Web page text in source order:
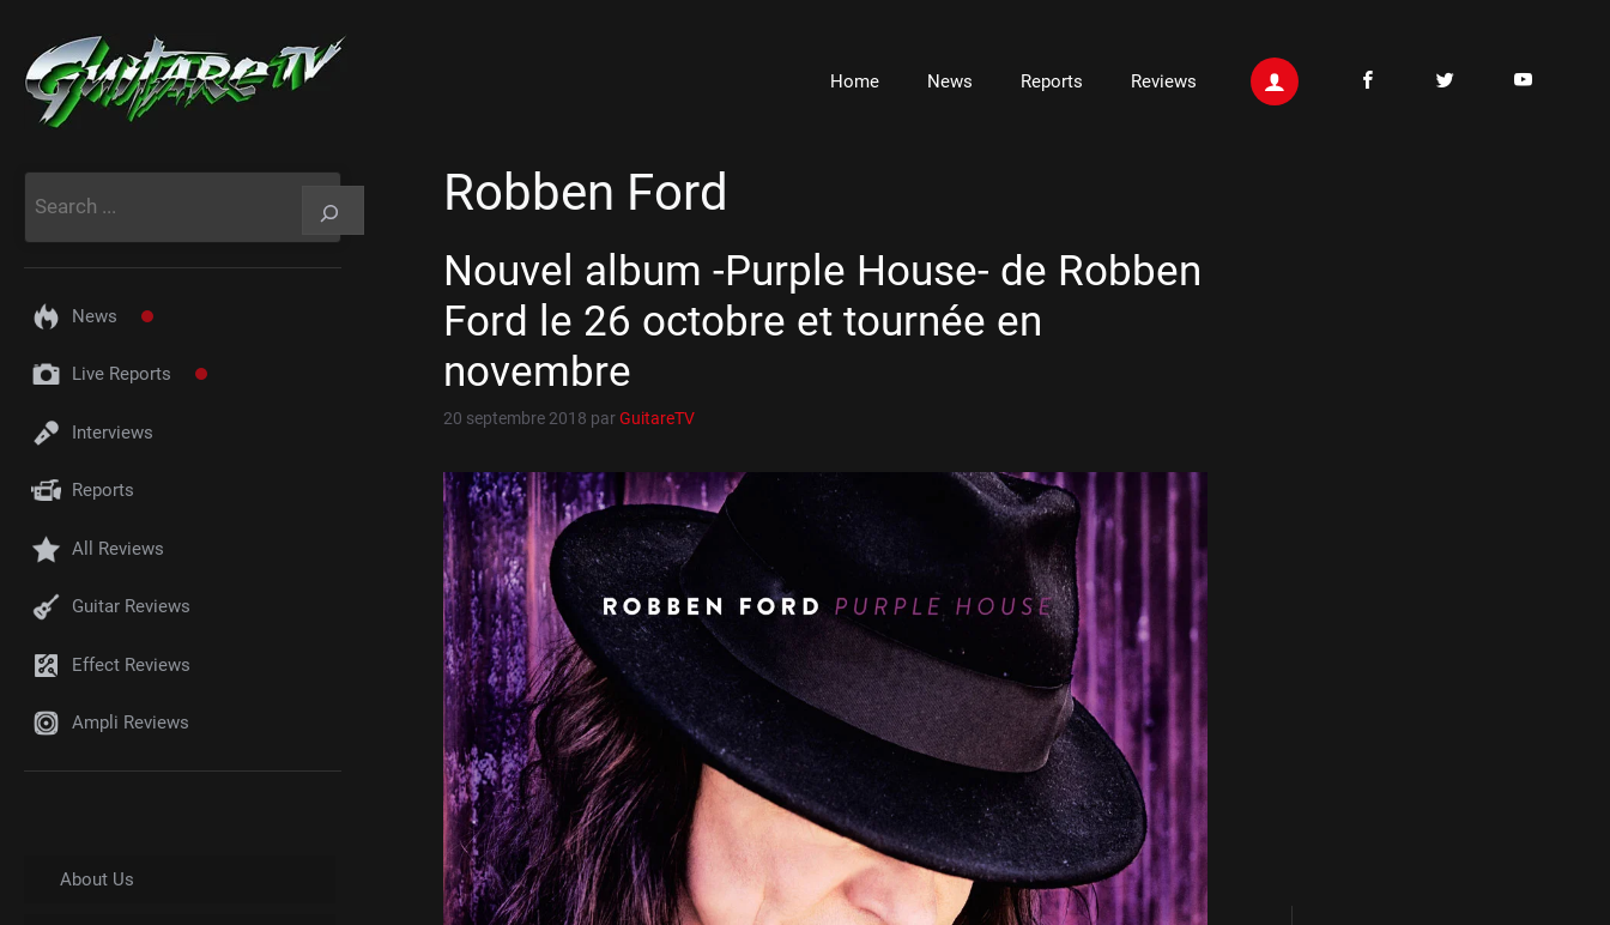
contenu
Home News Reports Reviews
Robben Ford
Nouvel album -Purple House- de Robben
Ford le 26 octobre et tournée en
novembre
20 septembre 2018 parGuitareTV
News
Live Reports
Interviews
Reports
All Reviews
Guitar Reviews
Effect Reviews
Ampli Reviews
About Us